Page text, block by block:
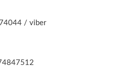
/ viber